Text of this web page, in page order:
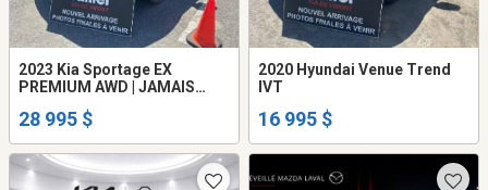
2023 Kia Sportage EX
PREMIUM AWD | JAMAIS
28 995 $
2020 Hyundai Venue Trend
IVT
16 995 $